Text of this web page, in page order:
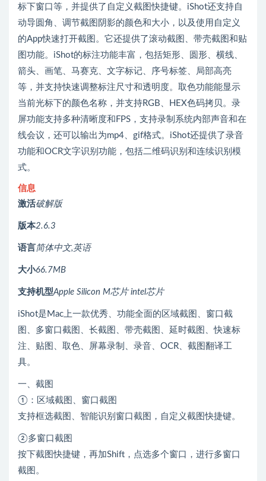
标下窗口等，并提供了自定义截图快捷键。iShot还支持自
动导圆角、调节截图阴影的颜色和大小，以及使用自定义
的App快速打开截图。它还提供了滚动截图、带壳截图和贴
图功能。iShot的标注功能丰富，包括矩形、圆形、横线、
箭头、画笔、马赛克、文字标记、序号标签、局部高亮
等，并支持快速调整标注尺寸和透明度。取色功能能显示
当前光标下的颜色名称，并支持RGB、HEX色码拷贝。录
屏功能支持多种清晰度和FPS，支持录制系统内部声音和在
线会议，还可以输出为mp4、gif格式。iShot还提供了录音
功能和OCR文字识别功能，包括二维码识别和连续识别模
式。
信息
激活破解版
版本2.6.3
语言 简体中文,英语
大小66.7MB
支持机型Apple Silicon M芯片 intel芯片
iShot是Mac上一款优秀、功能全面的区域截图、窗口截
图、多窗口截图、长截图、带壳截图、延时截图、快速标
注、贴图、取色、屏幕录制、录音、OCR、截图翻译工
具。
一、截图
①：区域截图、窗口截图
支持框选截图、智能识别窗口截图，自定义截图快捷键。
②多窗口截图
按下截图快捷键，再加Shift，点选多个窗口，进行多窗口
截图。